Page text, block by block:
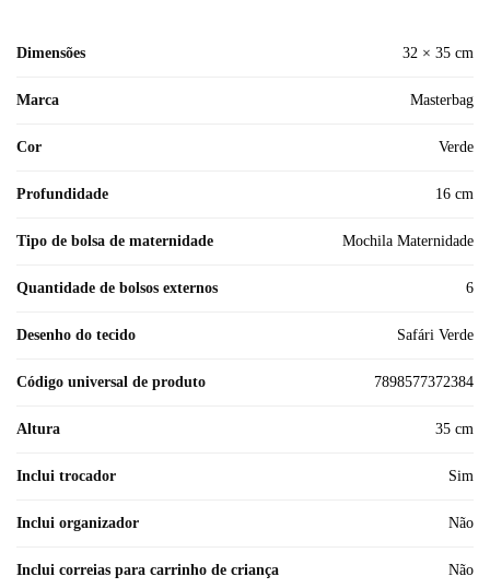
Dimensões 32 × 35 cm
Marca Masterbag
Cor Verde
Profundidade 16 cm
Tipo de bolsa de maternidade Mochila Maternidade
Quantidade de bolsos externos 6
Desenho do tecido Safári Verde
Código universal de produto 7898577372384
Altura 35 cm
Inclui trocador Sim
Inclui organizador Não
Inclui correias para carrinho de criança Não